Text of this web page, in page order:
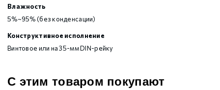
Влажность
5%~95% (без конденсации)
Конструктивное исполнение
Винтовое или на 35-мм DIN-рейку
С этим товаром покупают